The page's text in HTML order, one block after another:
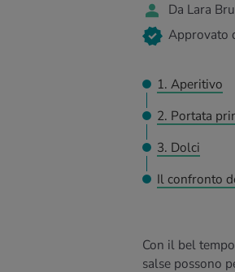
Da Lara
Approvato
1. Aperitivo
2. Portata
3. Dolci
Il confronto
Con il bel
salse possono